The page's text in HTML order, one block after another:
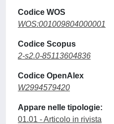
Codice WOS
WOS:001009804000001
Codice Scopus
2-s2.0-85113604836
Codice OpenAlex
W2994579420
Appare nelle tipologie:
01.01 - Articolo in rivista